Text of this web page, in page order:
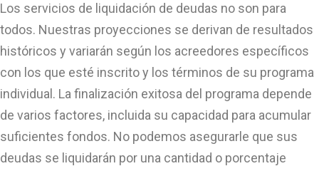
Los servicios de liquidación de deudas no son para
todos. Nuestras proyecciones se derivan de resultados
históricos y variarán según los acreedores específicos
con los que esté inscrito y los términos de su programa
individual. La finalización exitosa del programa depende
de varios factores, incluida su capacidad para acumular
suficientes fondos. No podemos asegurarle que sus
deudas se liquidarán por una cantidad o porcentaje